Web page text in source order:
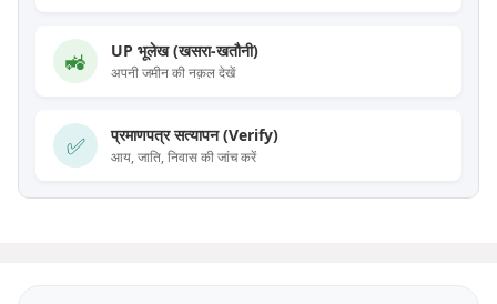
🚜 UP भूलेख (खसरा-खतौनी)
अपनी जमीन की नक़ल देखें
✅ प्रमाणपत्र सत्यापन (Verify)
आय, जाति, निवास की जांच करें